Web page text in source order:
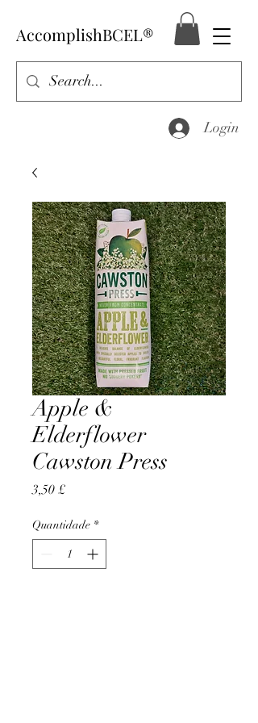
AccomplishBCEL®
Login
Apple &
Elderflower
Cawston Press
3,50 £Preço
Quantidade *